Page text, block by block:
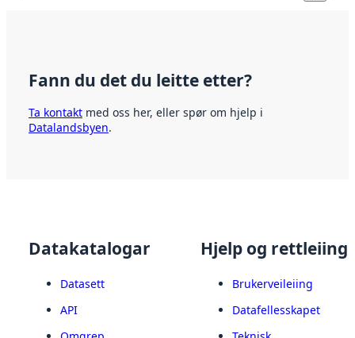
Fann du det du leitte etter?
Ta kontakt med oss her, eller spør om hjelp i
Datalandsbyen.
Datakatalogar
Datasett
API
Hjelp og rettleiing
Brukerveileiing
Datafellesskapet